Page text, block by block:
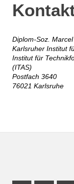
Diplom-Soz.
Karlsruher Institut
Institut für
(ITAS)
Postfach 3640
76021 Karlsruhe